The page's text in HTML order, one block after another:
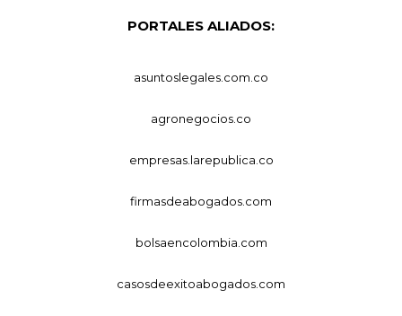
PORTALES ALIADOS:
asuntoslegales.com.co
agronegocios.co
empresas.larepublica.co
firmasdeabogados.com
bolsaencolombia.com
casosdeexitoabogados.com